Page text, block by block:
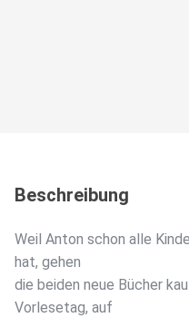
Beschreibung
Weil Anton schon alle
hat, gehen
die beiden neue Bücher
Vorlesetag, auf